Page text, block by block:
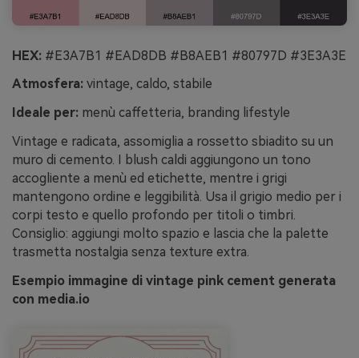
HEX: #E3A7B1 #EAD8DB #B8AEB1 #80797D #3E3A3E
Atmosfera: vintage, caldo, stabile
Ideale per: menù caffetteria, branding lifestyle
Vintage e radicata, assomiglia a rossetto sbiadito su un
muro di cemento. I blush caldi aggiungono un tono
accogliente a menù ed etichette, mentre i grigi
mantengono ordine e leggibilità. Usa il grigio medio per i
corpi testo e quello profondo per titoli o timbri.
Consiglio: aggiungi molto spazio e lascia che la palette
trasmetta nostalgia senza texture extra.
Esempio immagine di vintage pink cement generata
con media.io